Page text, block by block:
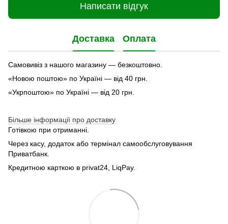
Написати відгук
Доставка Оплата
Самовивіз з нашого магазину — безкоштовно.
«Новою поштою» по Україні — від 40 грн.
«Укрпоштою» по Україні — від 20 грн.
Більше інформації про доставку
Готівкою при отриманні.
Через касу, додаток або термінал самообслуговування
Приватбанк.
Кредитною карткою в privat24, LiqPay.